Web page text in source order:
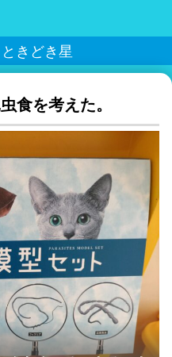
きどき星
食を考えた。